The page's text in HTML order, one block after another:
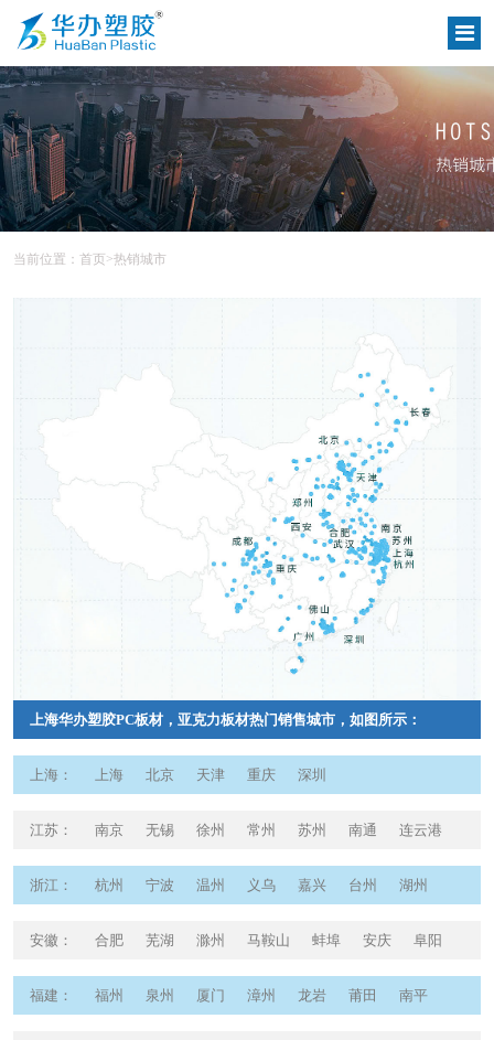
当前位置： 首页>热销城市
上海华办塑胶PC板材，亚克力板材热门销售城市，如图所示：
上海 ： 上海 北京 天津 重庆 深圳
江苏 ： 南京 无锡 徐州 常州 苏州 南通 连云港
浙江 ： 杭州 宁波 温州 义乌 嘉兴 台州 湖州
安徽 ： 合肥 芜湖 滁州 马鞍山 蚌埠 安庆 阜阳
福建 ： 福州 泉州 厦门 漳州 龙岩 莆田 南平